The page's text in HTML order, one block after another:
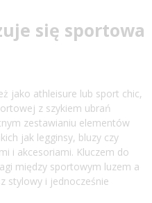
się sportowa
jako athleisure lub sport chic,
z szykiem ubrań
zestawianiu elementów
jak legginsy, bluzy czy
i akcesoriami. Kluczem do
między sportowym luzem a
stylowy i jednocześnie